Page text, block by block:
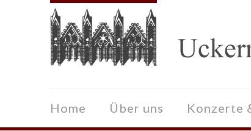
Home Über uns Konzerte